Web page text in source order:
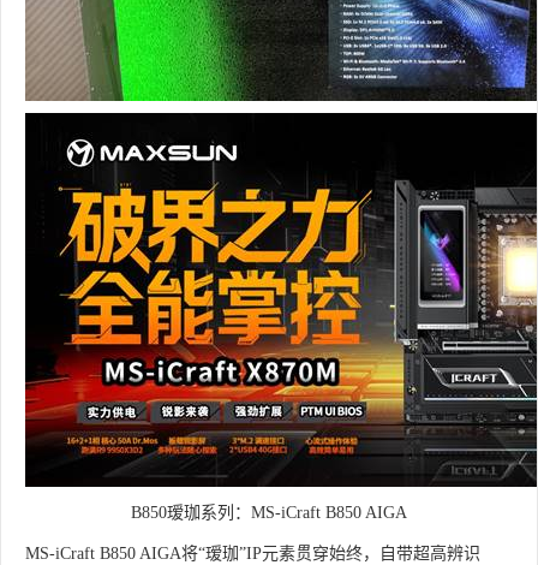
B850瑷珈系列：MS-iCraft B850 AIGA
MS-iCraft B850 AIGA将“瑷珈”IP元素贯穿始终，自带超高辨识